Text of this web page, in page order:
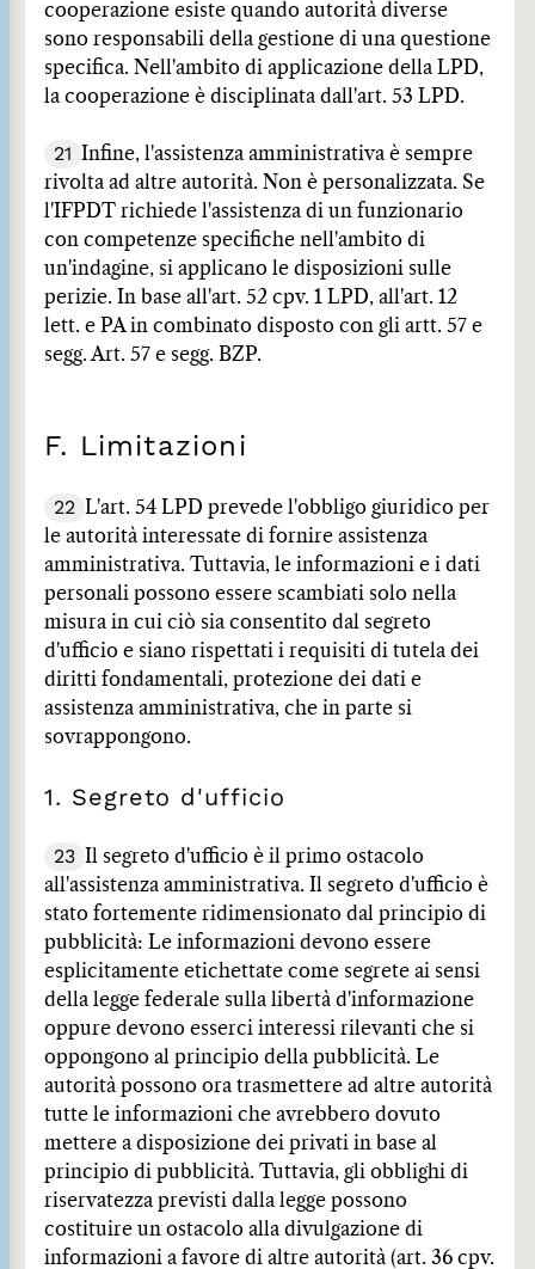
cooperazione esiste quando autorità diverse
sono responsabili della gestione di una questione
specifica. Nell'ambito di applicazione della LPD,
la cooperazione è disciplinata dall'art. 53 LPD.
21
Infine, l'assistenza amministrativa è sempre
rivolta ad altre autorità. Non è personalizzata. Se
l'IFPDT richiede l'assistenza di un funzionario
con competenze specifiche nell'ambito di
un'indagine, si applicano le disposizioni sulle
perizie. In base all'art. 52 cpv. 1 LPD, all'art. 12
lett. e PA in combinato disposto con gli artt. 57 e
segg. Art. 57 e segg. BZP.
F. Limitazioni
22
L'art. 54 LPD prevede l'obbligo giuridico per
le autorità interessate di fornire assistenza
amministrativa. Tuttavia, le informazioni e i dati
personali possono essere scambiati solo nella
misura in cui ciò sia consentito dal segreto
d'ufficio e siano rispettati i requisiti di tutela dei
diritti fondamentali, protezione dei dati e
assistenza amministrativa, che in parte si
sovrappongono.
1. Segreto d'ufficio
23 Il segreto d'ufficio è il primo ostacolo
all'assistenza amministrativa. Il segreto d'ufficio è
stato fortemente ridimensionato dal principio di
pubblicità: Le informazioni devono essere
esplicitamente etichettate come segrete ai sensi
della legge federale sulla libertà d'informazione
oppure devono esserci interessi rilevanti che si
oppongono al principio della pubblicità. Le
autorità possono ora trasmettere ad altre autorità
tutte le informazioni che avrebbero dovuto
mettere a disposizione dei privati in base al
principio di pubblicità. Tuttavia, gli obblighi di
riservatezza previsti dalla legge possono
costituire un ostacolo alla divulgazione di
informazioni a favore di altre autorità (art. 36 cpv.